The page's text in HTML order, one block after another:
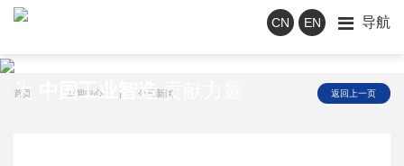
CN EN 导航
为 中国工业智造贡献力量
首页 新闻中心 | 公司新闻 返回上一页